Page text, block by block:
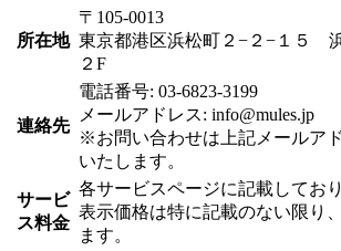
所在地
〒105-0013
東京都港区浜松町２−２−１５
２F
連絡先
電話番号: 03-6823-3199
メールアドレス: info@mules.jp
※お問い合わせは上記メールア
いたします。
サービ
ス料金
各サービスページに記載しており
表示価格は特に記載のない限り
ます。